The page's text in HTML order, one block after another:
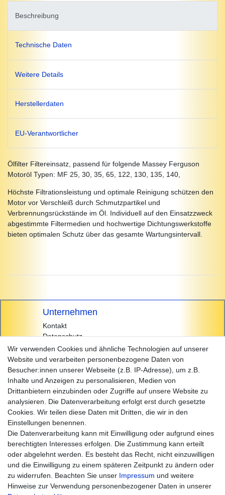
Beschreibung
Technische Daten
Weitere Details
Herstellerdaten
EU-Verantwortlicher
Ölfilter Filtereinsatz, passend für folgende Massey Ferguson
Motoröl Typen: MF 25, 30, 35, 65, 122, 130, 135, 140,
Höchste Filtrationsleistung und optimale Reinigung schützen den
Motor vor Verschleiß durch Schmutzpartikel und
Verbrennungsrückstände im Öl. Individuell auf den Einsatzzweck
abgestimmte Filtermedien und hochwertige Dichtungswerkstoffe
bieten optimalen Schutz über das gesamte Wartungsintervall.
Unternehmen
Kontakt
Datenschutz
AGB
Impressum
Einkaufen
Zahlungsarten
Versandarten & -kosten
Widerrufsrecht
Warenkorb
Zur Kasse
Hilfe
Wir verwenden Cookies und ähnliche Technologien auf unserer
Website und verarbeiten personenbezogene Daten von
Besucher:innen unserer Webseite (z.B. IP-Adresse), um z.B.
Inhalte und Anzeigen zu personalisieren, Medien von
Drittanbietern einzubinden oder Zugriffe auf unsere Website zu
analysieren. Die Datenverarbeitung erfolgt erst durch gesetzte
Cookies. Wir teilen diese Daten mit Dritten, die wir in den
Einstellungen benennen.
Die Datenverarbeitung kann mit Einwilligung oder aufgrund eines
berechtigten Interesses erfolgen. Die Zustimmung kann erteilt
oder abgelehnt werden. Es besteht das Recht, nicht einzuwilligen
und die Einwilligung zu einem späteren Zeitpunkt zu ändern oder
zu widerrufen. Beachten Sie unser Impressum und weitere
Hinweise zur Verwendung personenbezogener Daten in unserer